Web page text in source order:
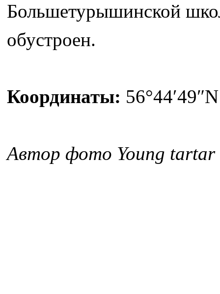
Большетурышинской
обустроен.
Координаты:
Автор фото Young tartar